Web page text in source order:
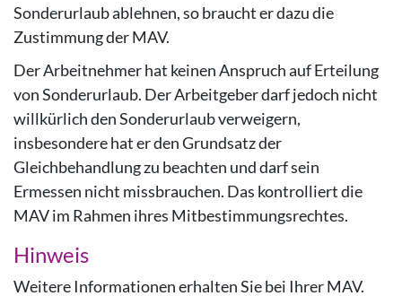
Sonderurlaub ablehnen, so braucht er dazu die
Zustimmung der MAV.
Der Arbeitnehmer hat keinen Anspruch auf Erteilung
von Sonderurlaub. Der Arbeitgeber darf jedoch nicht
willkürlich den Sonderurlaub verweigern,
insbesondere hat er den Grundsatz der
Gleichbehandlung zu beachten und darf sein
Ermessen nicht missbrauchen. Das kontrolliert die
MAV im Rahmen ihres Mitbestimmungsrechtes.
Hinweis
Weitere Informationen erhalten Sie bei Ihrer MAV.